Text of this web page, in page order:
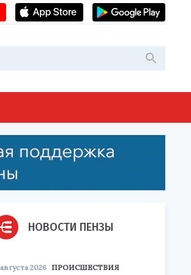
НОВОСТИ ПЕНЗЫ
2026 ПРОИСШЕСТВИЯ